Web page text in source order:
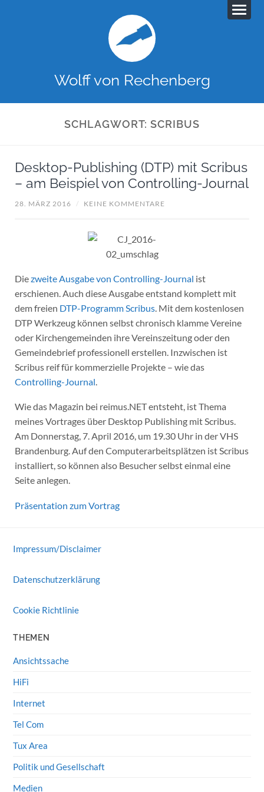
Wolff von Rechenberg
SCHLAGWORT:SCRIBUS
Desktop-Publishing (DTP) mit Scribus
– am Beispiel von Controlling-Journal
28. MÄRZ 2016 / KEINE KOMMENTARE
Diezweite Ausgabe von Controlling-Journal ist
erschienen. Auch diese Ausgabe entstand komplett mit
dem freien DTP-Programm Scribus. Mit dem kostenlosen
DTP Werkzeug können selbst chronisch klamme Vereine
oder Kirchengemeinden ihre Vereinszeitung oder den
Gemeindebrief professionell erstellen. Inzwischen ist
Scribus reif für kommerzielle Projekte – wie das
Controlling-Journal
Wie das Magazin bei reimus.NET entsteht, ist Thema
meines Vortrages über Desktop Publishing mit Scribus.
Am Donnerstag, 7. April 2016, um 19.30 Uhr in der VHS
Brandenburg. Auf den Computerarbeitsplätzen ist Scribus
installiert, so können also Besucher selbst einmal eine
Seite anlegen.
Präsentation zum Vortrag
Impressum/Disclaimer
Datenschutzerklärung
Cookie Richtlinie
THEMEN
Ansichtssache
HiFi
Internet
Tel Com
Tux Area
Politik und Gesellschaft
Medien